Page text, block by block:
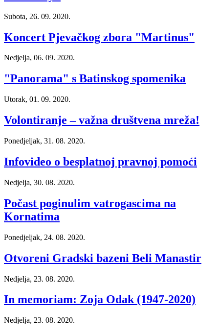
Subota, 26. 09. 2020.
Koncert Pjevačkog zbora "Martinus"
Nedjelja, 06. 09. 2020.
"Panorama" s Batinskog spomenika
Utorak, 01. 09. 2020.
Volontiranje – važna društvena mreža!
Ponedjeljak, 31. 08. 2020.
Infovideo o besplatnoj pravnoj pomoći
Nedjelja, 30. 08. 2020.
Počast poginulim vatrogascima na
Kornatima
Ponedjeljak, 24. 08. 2020.
Otvoreni Gradski bazeni Beli Manastir
Nedjelja, 23. 08. 2020.
In memoriam: Zoja Odak (1947-2020)
Nedjelja, 23. 08. 2020.